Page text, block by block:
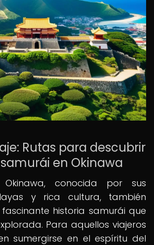
Rutas para descubrir
en Okinawa
conocida por sus
y rica cultura, también
historia samurái que
Para aquellos viajeros
sumergirse en el espíritu del